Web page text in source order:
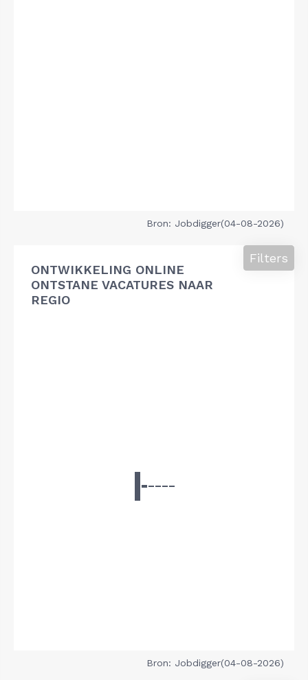
Bron: Jobdigger(04-08-2026)
ONTWIKKELING ONLINE
ONTSTANE VACATURES NAAR
REGIO
Filters
Bron: Jobdigger(04-08-2026)